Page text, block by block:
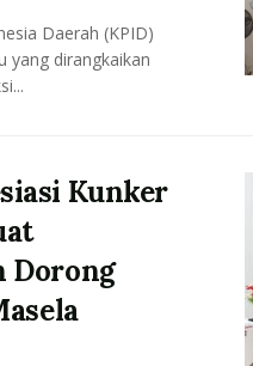
Daerah (KPID)
yang dirangkaikan
Kunker
Dorong